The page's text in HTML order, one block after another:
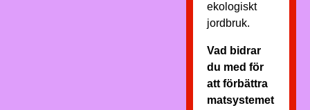
ekologiskt
jordbruk.
Vad bidrar
du med för
att förbättra
matsystemet